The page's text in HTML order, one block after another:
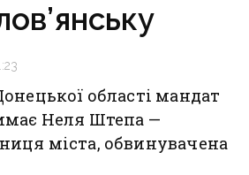
області мандат
Неля Штепа —
міста, обвинувачена